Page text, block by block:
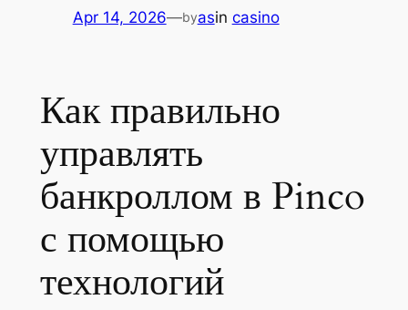
Apr 14, 2026—byasin casino
Как правильно
управлять
банкроллом в Pinco
с помощью
технологий